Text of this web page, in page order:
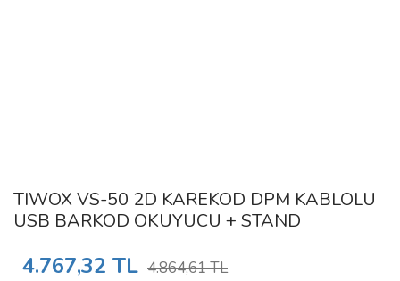
TIWOX VS-50 2D KAREKOD DPM KABLOLU
USB BARKOD OKUYUCU + STAND
4.767,32 TL 4.864,61 TL